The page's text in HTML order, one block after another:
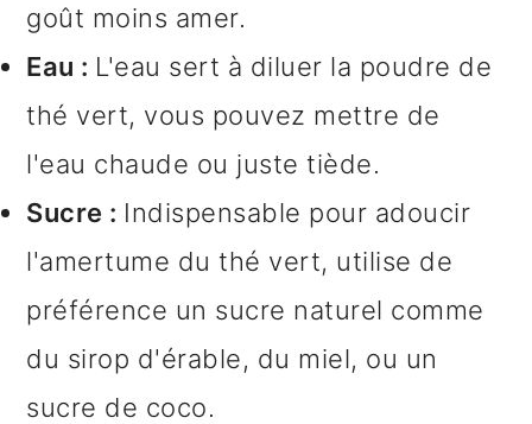
goût moins amer.
Eau : L'eau sert à diluer la poudre de
thé vert, vous pouvez mettre de
l'eau chaude ou juste tiède.
Sucre : Indispensable pour adoucir
l'amertume du thé vert, utilise de
préférence un sucre naturel comme
du sirop d'érable, du miel, ou un
sucre de coco.